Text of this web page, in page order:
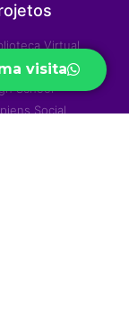
visita
Virtual
Preparatório
School
Social